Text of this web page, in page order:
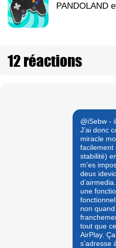
PANDOLAND
12 réactions
@iSebw -
J’ai donc
miracle
facilement
stabilité)
m’es
deux
une
non
tout que
AirPlay.
s’adresse